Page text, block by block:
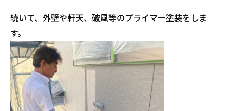
続いて、外壁や軒天、破風等のプライマー塗装をしま
す。